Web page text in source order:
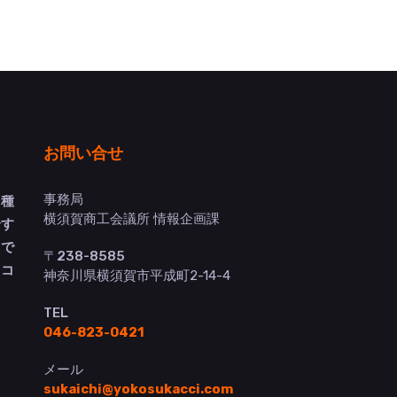
お問い合せ
事務局
横須賀商工会議所 情報企画課
〒238-8585
神奈川県横須賀市平成町2-14-4
TEL
046-823-0421
メール
sukaichi@yokosukacci.com